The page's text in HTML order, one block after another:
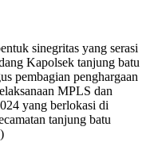
sinegritas yang serasi
Kapolsek tanjung batu
pembagian penghargaan
MPLS dan
yang berlokasi di
tanjung batu